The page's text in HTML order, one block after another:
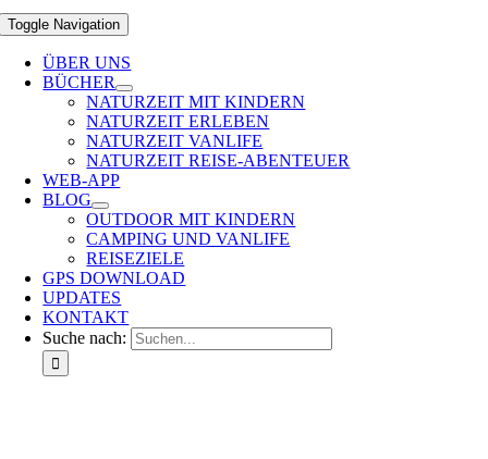
Toggle Navigation
ÜBER UNS
BÜCHER
NATURZEIT MIT KINDERN
NATURZEIT ERLEBEN
NATURZEIT VANLIFE
NATURZEIT REISE-ABENTEUER
WEB-APP
BLOG
OUTDOOR MIT KINDERN
CAMPING UND VANLIFE
REISEZIELE
GPS DOWNLOAD
UPDATES
KONTAKT
Suche nach: